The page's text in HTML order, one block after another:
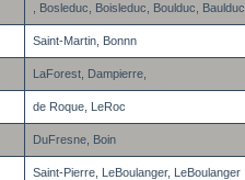
, Bosleduc, Boisleduc, Boulduc, Baulduc
Saint-Martin, Bonnn
LaForest, Dampierre,
de Roque, LeRoc
DuFresne, Boin
Saint-Pierre, LeBoulanger, LeBoulanger